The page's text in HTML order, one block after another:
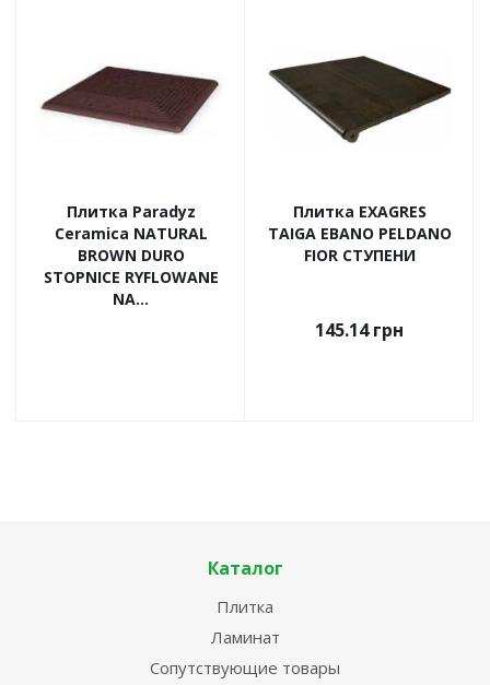
Плитка Paradyz
Ceramica NATURAL
BROWN DURO
STOPNICE RYFLOWANE
NA...
Плитка EXAGRES
TAIGA EBANO PELDANO
FIOR СТУПЕНИ
145.14грн
Каталог
Плитка
Ламинат
Сопутствующие товары